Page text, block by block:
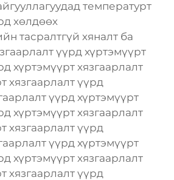
температурт
хөлдөөх
тасралтгүй хяналт ба
үүрд хүртэмүүрт
хүртэмүүрт хязгаарлалт
хязгаарлалт үүрд
үүрд хүртэмүүрт
хүртэмүүрт хязгаарлалт
хязгаарлалт үүрд
үүрд хүртэмүүрт
хүртэмүүрт хязгаарлалт
хязгаарлалт үүрд